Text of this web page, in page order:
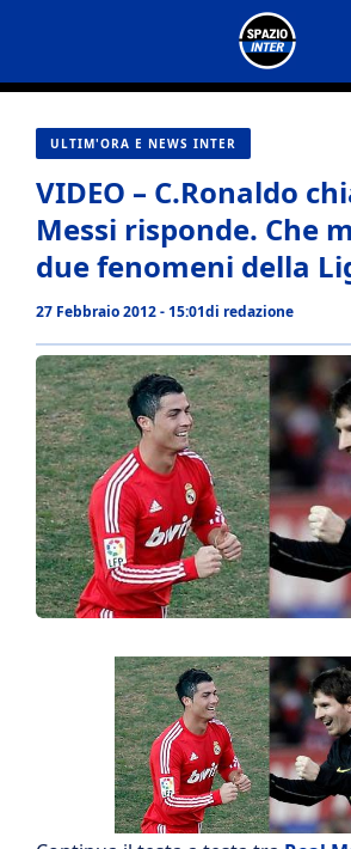
contenuto
ULTIM'ORA E NEWS INTER
VIDEO – C.Ronaldo
Messi risponde. Che
due fenomeni della
27 Febbraio 2012 - 15:01di redazione